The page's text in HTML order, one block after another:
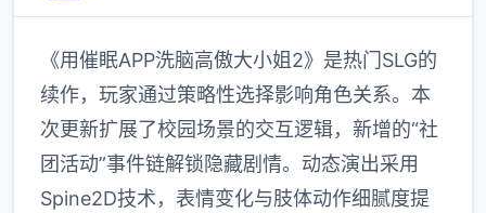
《用催眠APP洗脑高傲大小姐2》是热门SLG的
续作，玩家通过策略性选择影响角色关系。本
次更新扩展了校园场景的交互逻辑，新增的“社
团活动”事件链解锁隐藏剧情。动态演出采用
Spine2D技术，表情变化与肢体动作细腻度提